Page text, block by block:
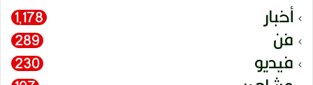
أخبار 1٬178
فن 289
فيديو 230